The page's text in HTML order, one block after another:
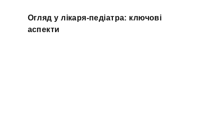
Огляд у лікаря-педіатра: ключові
аспекти